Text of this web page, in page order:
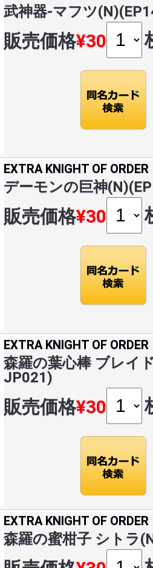
武神器-マフツ
販売価格¥30
EXTRA KNIGHT OF ORDER
デーモンの巨神
販売価格¥30
EXTRA KNIGHT OF ORDER
森羅の葉心棒 ブレイ
JP021)
販売価格¥30
EXTRA KNIGHT OF ORDER
森羅の蜜柑子 シトラ